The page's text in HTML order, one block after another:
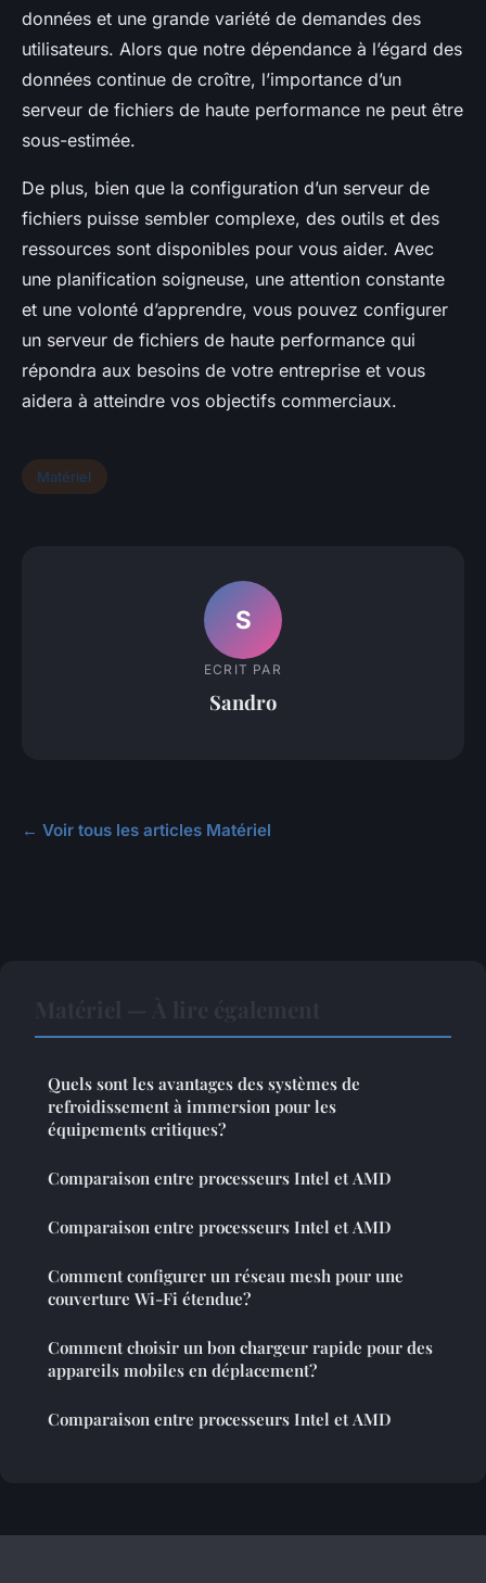
données et une grande variété de demandes des
utilisateurs. Alors que notre dépendance à l’égard des
données continue de croître, l’importance d’un
serveur de fichiers de haute performance ne peut être
sous-estimée.
De plus, bien que la configuration d’un serveur de
fichiers puisse sembler complexe, des outils et des
ressources sont disponibles pour vous aider. Avec
une planification soigneuse, une attention constante
et une volonté d’apprendre, vous pouvez configurer
un serveur de fichiers de haute performance qui
répondra aux besoins de votre entreprise et vous
aidera à atteindre vos objectifs commerciaux.
Matériel
S
ECRIT PAR
Sandro
← Voir tous les articles Matériel
Quels sont les avantages des systèmes de
refroidissement à immersion pour les
équipements critiques?
Comparaison entre processeurs Intel et AMD
Comparaison entre processeurs Intel et AMD
Comment configurer un réseau mesh pour une
couverture Wi-Fi étendue?
Comment choisir un bon chargeur rapide pour des
appareils mobiles en déplacement?
Comparaison entre processeurs Intel et AMD